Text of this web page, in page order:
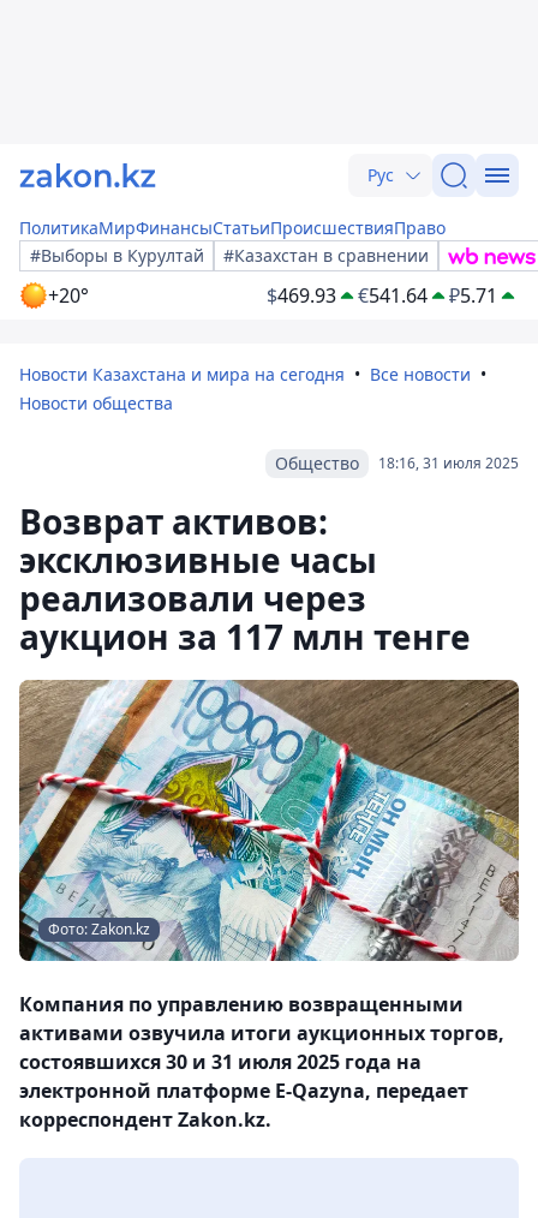
Рус
ПолитикаМирФинансыСтатьиПроисшествияПраво
#Выборы в Курултай
#Казахстан в сравнении
+20° $469.93 €541.64 ₽5.71
Новости Казахстана и мира на сегодня
Все новости
Новости общества
18:16, 31 июля 2025
Общество
Возврат активов:
эксклюзивные часы
реализовали через
аукцион за 117 млн тенге
Фото: Zakon.kz
Компания по управлению возвращенными
активами озвучила итоги аукционных торгов,
состоявшихся 30 и 31 июля 2025 года на
электронной платформе E-Qazyna, передает
корреспондент Zakon.kz.